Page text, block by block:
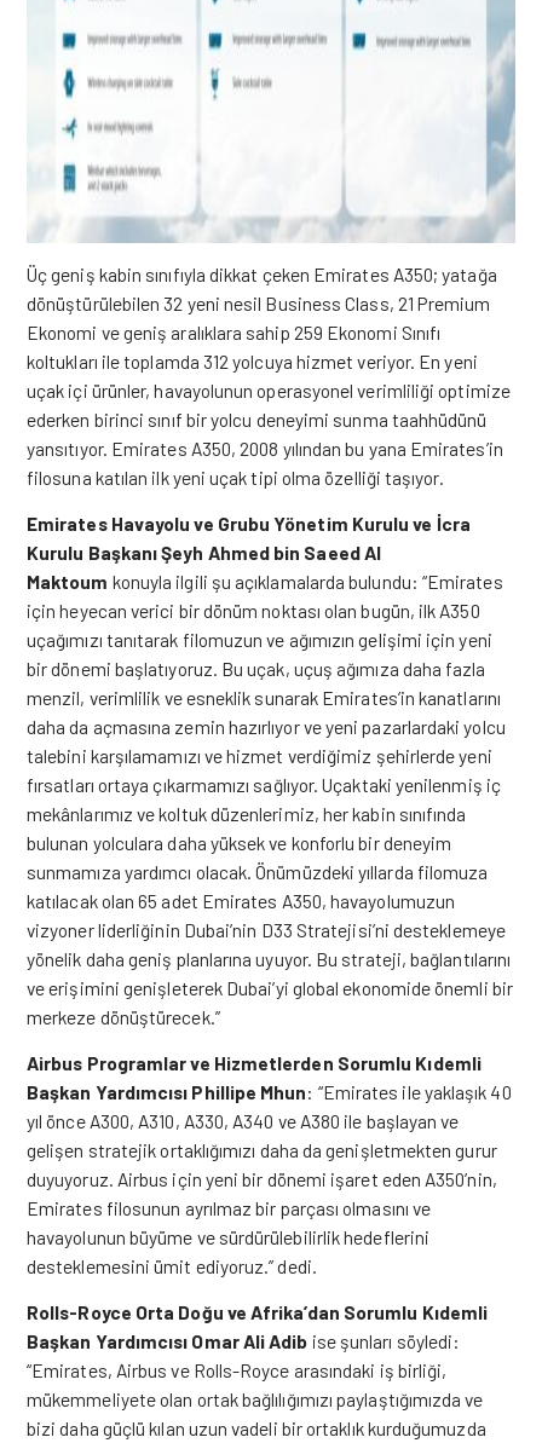
Üç geniş kabin sınıfıyla dikkat çeken Emirates A350; yatağa
dönüştürülebilen 32 yeni nesil Business Class, 21 Premium
Ekonomi ve geniş aralıklara sahip 259 Ekonomi Sınıfı
koltukları ile toplamda 312 yolcuya hizmet veriyor. En yeni
uçak içi ürünler, havayolunun operasyonel verimliliği optimize
ederken birinci sınıf bir yolcu deneyimi sunma taahhüdünü
yansıtıyor. Emirates A350, 2008 yılından bu yana Emirates’in
filosuna katılan ilk yeni uçak tipi olma özelliği taşıyor.
Emirates Havayolu ve Grubu Yönetim Kurulu ve İcra
Kurulu Başkanı Şeyh Ahmed bin Saeed Al
Maktoum konuyla ilgili şu açıklamalarda bulundu: “Emirates
için heyecan verici bir dönüm noktası olan bugün, ilk A350
uçağımızı tanıtarak filomuzun ve ağımızın gelişimi için yeni
bir dönemi başlatıyoruz. Bu uçak, uçuş ağımıza daha fazla
menzil, verimlilik ve esneklik sunarak Emirates’in kanatlarını
daha da açmasına zemin hazırlıyor ve yeni pazarlardaki yolcu
talebini karşılamamızı ve hizmet verdiğimiz şehirlerde yeni
fırsatları ortaya çıkarmamızı sağlıyor. Uçaktaki yenilenmiş iç
mekânlarımız ve koltuk düzenlerimiz, her kabin sınıfında
bulunan yolculara daha yüksek ve konforlu bir deneyim
sunmamıza yardımcı olacak. Önümüzdeki yıllarda filomuza
katılacak olan 65 adet Emirates A350, havayolumuzun
vizyoner liderliğinin Dubai’nin D33 Stratejisi’ni desteklemeye
yönelik daha geniş planlarına uyuyor. Bu strateji, bağlantılarını
ve erişimini genişleterek Dubai’yi global ekonomide önemli bir
merkeze dönüştürecek.”
Airbus Programlar ve Hizmetlerden Sorumlu Kıdemli
Başkan Yardımcısı Phillipe Mhun: “Emirates ile yaklaşık 40
yıl önce A300, A310, A330, A340 ve A380 ile başlayan ve
gelişen stratejik ortaklığımızı daha da genişletmekten gurur
duyuyoruz. Airbus için yeni bir dönemi işaret eden A350’nin,
Emirates filosunun ayrılmaz bir parçası olmasını ve
havayolunun büyüme ve sürdürülebilirlik hedeflerini
desteklemesini ümit ediyoruz.” dedi.
Rolls-Royce Orta Doğu ve Afrika’dan Sorumlu Kıdemli
Başkan Yardımcısı Omar Ali Adib ise şunları söyledi:
“Emirates, Airbus ve Rolls-Royce arasındaki iş birliği,
mükemmeliyete olan ortak bağlılığımızı paylaştığımızda ve
bizi daha güçlü kılan uzun vadeli bir ortaklık kurduğumuzda